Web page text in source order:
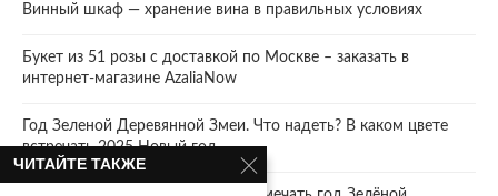
Винный шкаф — хранение вина в правильных условиях
Букет из 51 розы с доставкой по Москве – заказать в
интернет-магазине AzaliaNow
Год Зеленой Деревянной Змеи. Что надеть? В каком цвете
встречать 2025 Новый год.
ЧИТАЙТЕ ТАКЖЕ